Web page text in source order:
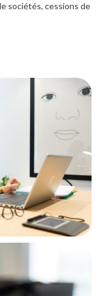
sociétés, cessions de